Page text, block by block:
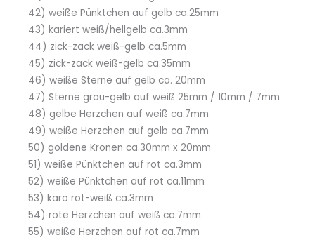
42) weiße Pünktchen auf gelb ca.25mm
43) kariert weiß/hellgelb ca.3mm
44) zick-zack weiß-gelb ca.5mm
45) zick-zack weiß-gelb ca.35mm
46) weiße Sterne auf gelb ca. 20mm
47) Sterne grau-gelb auf weiß 25mm / 10mm / 7mm
48) gelbe Herzchen auf weiß ca.7mm
49) weiße Herzchen auf gelb ca.7mm
50) goldene Kronen ca.30mm x 20mm
51) weiße Pünktchen auf rot ca.3mm
52) weiße Pünktchen auf rot ca.11mm
53) karo rot-weiß ca.3mm
54) rote Herzchen auf weiß ca.7mm
55) weiße Herzchen auf rot ca.7mm